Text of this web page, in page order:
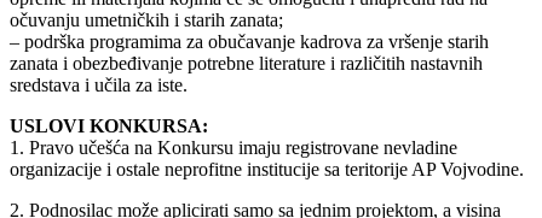
očuvanju umetničkih i starih zanata;
– podrška programima za obučavanje kadrova za vršenje starih
zanata i obezbeđivanje potrebne literature i različitih nastavnih
sredstava i učila za iste.
USLOVI KONKURSA:
1. Pravo učešća na Konkursu imaju registrovane nevladine
organizacije i ostale neprofitne institucije sa teritorije AP Vojvodine.
2. Podnosilac može aplicirati samo sa jednim projektom, a visina